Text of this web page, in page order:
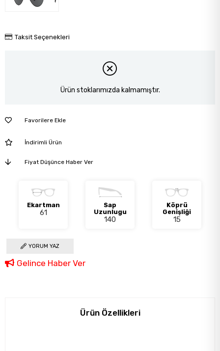
Taksit Seçenekleri
Ürün stoklarımızda kalmamıştır.
Favorilere Ekle
İndirimli Ürün
Fiyat Düşünce Haber Ver
Ekartman
61
Sap
Uzunlugu
140
Köprü
Genişliği
15
YORUM YAZ
Gelince Haber Ver
Ürün Özellikleri